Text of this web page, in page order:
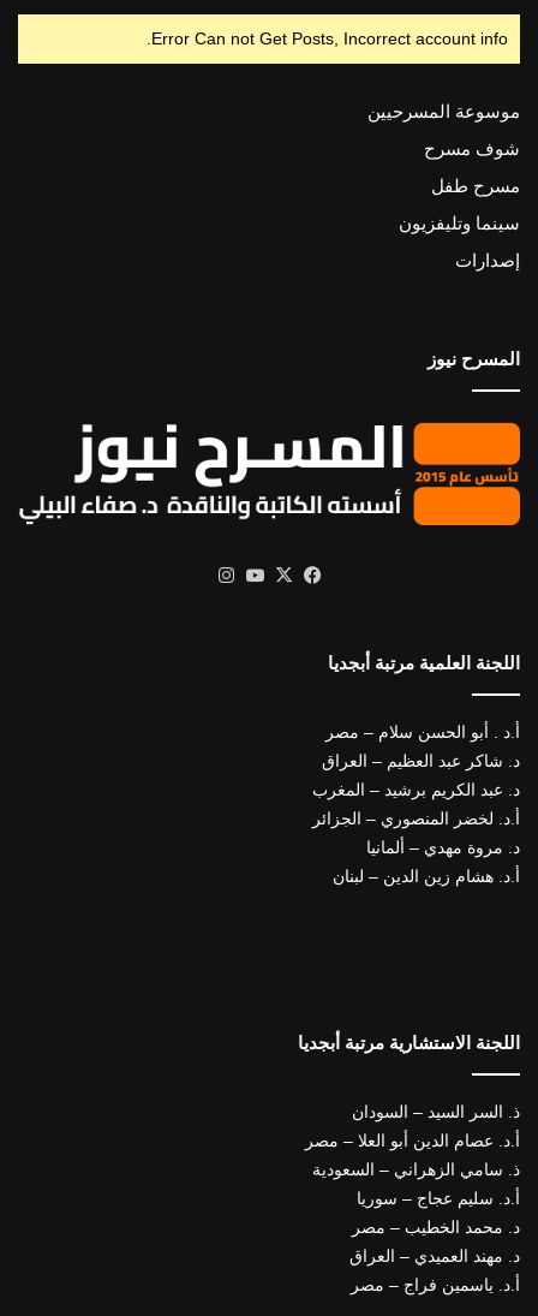
Error Can not Get Posts, Incorrect account info.
موسوعة المسرحيين
شوف مسرح
مسرح طفل
سينما وتليفزيون
إصدارات
المسرح نيوز
فيسبوك
X يوتيوب
اللجنة العلمية مرتبة أبجديا
أ.د . أبو الحسن سلام – مصر
د. شاكر عبد العظيم – العراق
د. عبد الكريم برشيد – المغرب
أ.د. لخضر المنصوري – الجزائر
د. مروة مهدي – ألمانيا
أ.د. هشام زين الدين – لبنان
اللجنة الاستشارية مرتبة أبجديا
ذ. السر السيد – السودان
أ.د. عصام الدين أبو العلا – مصر
ذ. سامي الزهراني – السعودية
أ.د. سليم عجاج – سوريا
د. محمد الخطيب – مصر
د. مهند العميدي – العراق
أ.د. ياسمين فراج – مصر